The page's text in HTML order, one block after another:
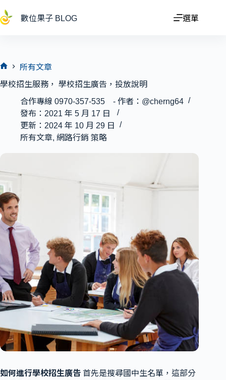
至
容
數位果子 BLOG 選單
頁
所有文章
學校招生服務， 學校招生廣告，投放說明
合作專線 0970-357-535 - 作者：@cherng64
發布：2021 年 5 月 17 日
更新：2024 年 10 月 29 日
所有文章, 網路行銷 策略
如何進行學校招生廣告 首先是搜尋國中生名單，這部分